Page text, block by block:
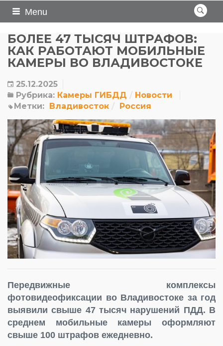
Menu
БОЛЕЕ 47 ТЫСЯЧ ШТРАФОВ:
КАК РАБОТАЮТ МОБИЛЬНЫЕ
КАМЕРЫ ВО ВЛАДИВОСТОКЕ
25.12.2025
Рубрика: Камеры ГИБДД
Новости
Метки: Владивосток Россия
Передвижные комплексы
фотовидеофиксации во Владивостоке за год
выявили свыше 47 тысяч нарушений ПДД. В
среднем мобильные камеры оформляют
свыше 100 штрафов ежедневно.